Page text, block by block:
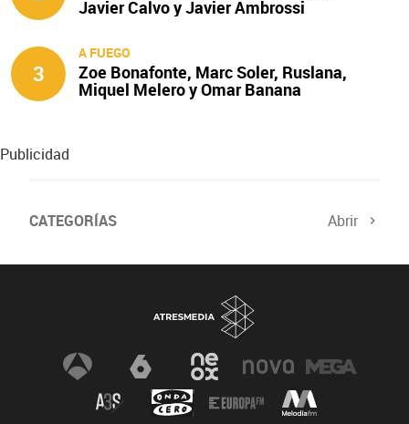
Javier Calvo y Javier Ambrossi
3
A FUEGO
Zoe Bonafonte, Marc Soler, Ruslana,
Miquel Melero y Omar Banana
protagonizan ‘A fuego’
Publicidad
CATEGORÍAS Abrir